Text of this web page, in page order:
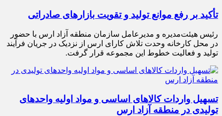
تأکید بر رفع موانع تولید و تقویت بازارهای صادراتی
رئیس هیئت‌مدیره و مدیرعامل سازمان منطقه آزاد ارس با حضور
در محل کارخانه وحدت تلاش کارای ارس از نزدیک در جریان فرآیند
تولید و فعالیت خطوط این مجموعه قرار گرفت.
تسهیل واردات کالاهای اساسی و مواد اولیه واحدهای
تولیدی در منطقه آزاد ارس